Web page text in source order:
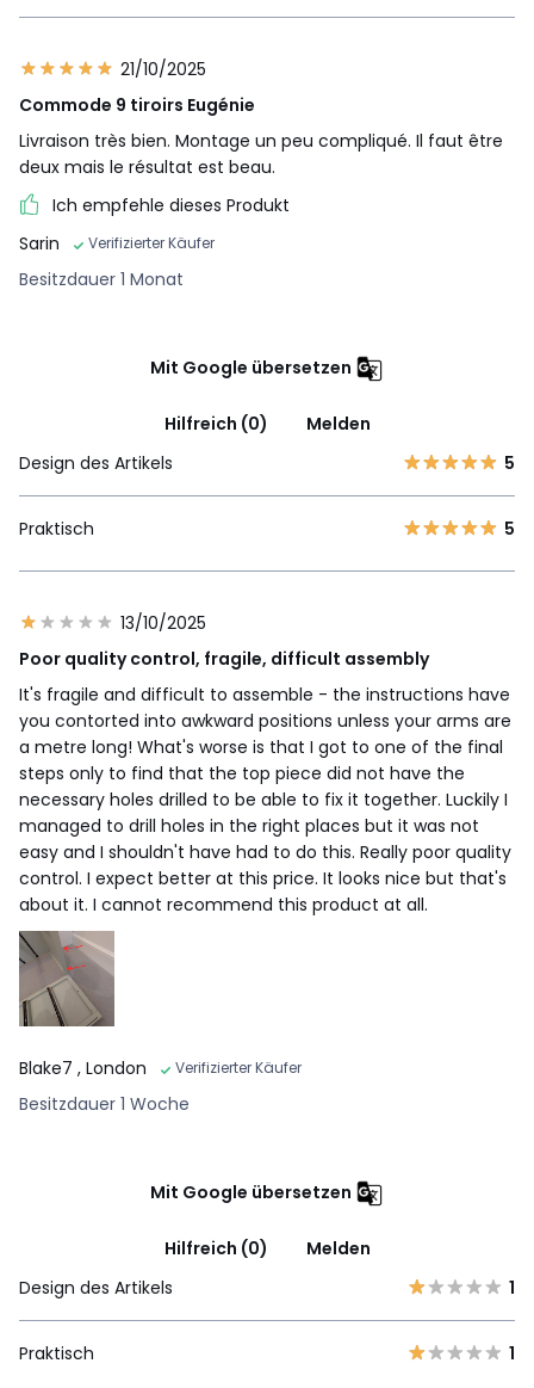
21/10/2025
Commode 9 tiroirs Eugénie
Livraison très bien. Montage un peu compliqué. Il faut être
deux mais le résultat est beau.
Ich empfehle dieses Produkt
Sarin
Verifizierter Käufer
Besitzdauer 1 Monat
Mit Google übersetzen
Hilfreich (0)
Melden
Design des Artikels
5
Praktisch 5
13/10/2025
Poor quality control, fragile, difficult assembly
It's fragile and difficult to assemble - the instructions have
you contorted into awkward positions unless your arms are
a metre long! What's worse is that I got to one of the final
steps only to find that the top piece did not have the
necessary holes drilled to be able to fix it together. Luckily I
managed to drill holes in the right places but it was not
easy and I shouldn't have had to do this. Really poor quality
control. I expect better at this price. It looks nice but that's
about it. I cannot recommend this product at all.
Blake7 , London Verifizierter Käufer
Besitzdauer 1 Woche
Mit Google übersetzen
Hilfreich (0)
Melden
Design des Artikels
1
Praktisch 1